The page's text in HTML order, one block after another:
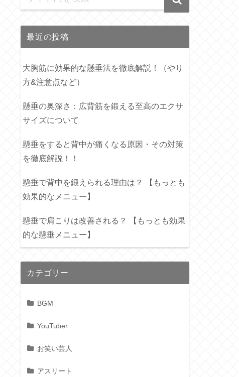
最近の投稿
大胸筋に効果的な懸垂法を徹底解説！（やり
方&注意点など）
懸垂の奥深さ：広背筋を鍛える至高のエクサ
サイズについて
懸垂をすると背中が痛くなる原因・その対策
を徹底解説！！
懸垂で背中を鍛えられる理由は？ 【もっとも
効果的なメニュー】
懸垂で肩こりは改善される？ 【もっとも効果
的な懸垂メニュー】
カテゴリー
BGM
YouTuber
お笑い芸人
アスリート